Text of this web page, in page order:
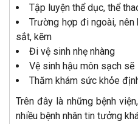
Tập luyện thể dục, thể
Trường hợp đi ngoài,
sắt, kẽm
Đi vệ sinh nhẹ nhàng
Vệ sinh hậu môn sạch sẽ
Thăm khám sức khỏe
Trên đây là những bệnh
nhiều bệnh nhân tin tưởng